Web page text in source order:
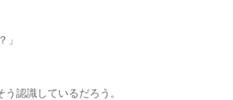
識しているだろう。